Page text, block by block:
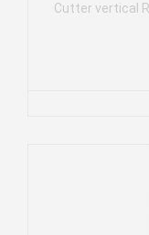
Cutter vertical